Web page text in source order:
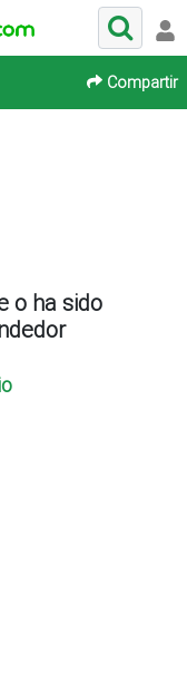
Compartir
o ha sido